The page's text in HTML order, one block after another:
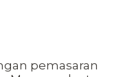
pemasaran